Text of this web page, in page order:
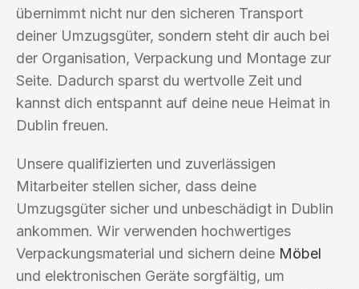
übernimmt nicht nur den sicheren Transport
deiner Umzugsgüter, sondern steht dir auch bei
der Organisation, Verpackung und Montage zur
Seite. Dadurch sparst du wertvolle Zeit und
kannst dich entspannt auf deine neue Heimat in
Dublin freuen.
Unsere qualifizierten und zuverlässigen
Mitarbeiter stellen sicher, dass deine
Umzugsgüter sicher und unbeschädigt in Dublin
ankommen. Wir verwenden hochwertiges
Verpackungsmaterial und sichern deine Möbel
und elektronischen Geräte sorgfältig, um